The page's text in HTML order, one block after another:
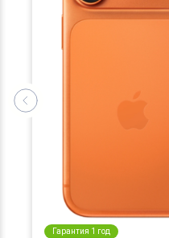
Гарантия 1 год